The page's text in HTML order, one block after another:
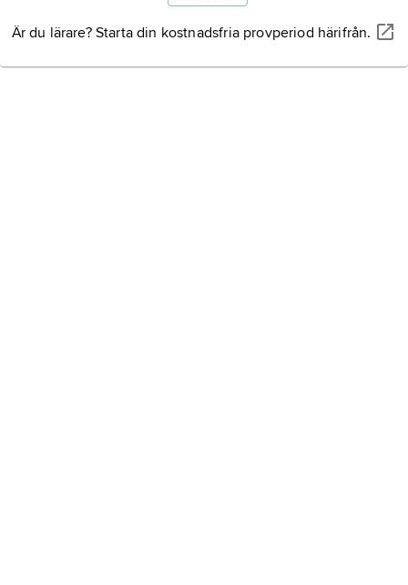
Är du lärare? Starta din kostnadsfria provperiod härifrån.